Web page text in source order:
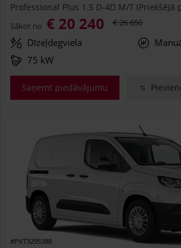
Professional Plus 1.5 D-4D M/T (Priekšējā
Sākot no € 20 240 € 26 650
Dīzeļdegviela
75 kW
Saņemt piedāvājumu
#PVT3295388